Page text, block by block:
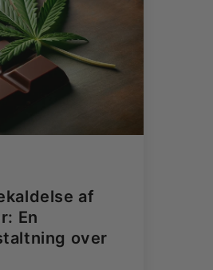
af
En
over